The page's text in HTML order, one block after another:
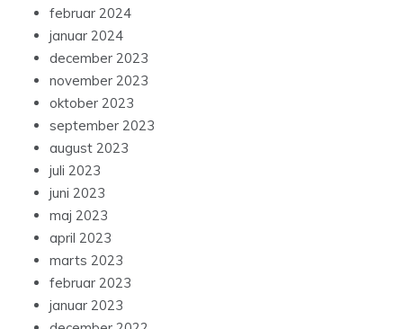
februar 2024
januar 2024
december 2023
november 2023
oktober 2023
september 2023
august 2023
juli 2023
juni 2023
maj 2023
april 2023
marts 2023
februar 2023
januar 2023